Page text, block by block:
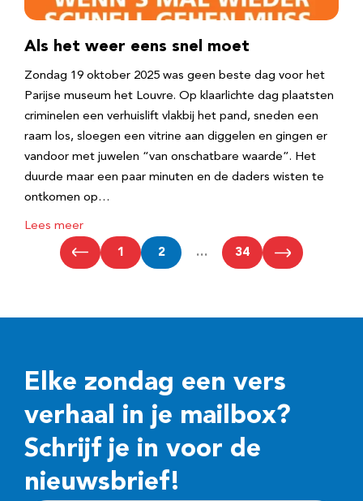
Als het weer eens snel moet
Zondag 19 oktober 2025 was geen beste dag voor het
Parijse museum het Louvre. Op klaarlichte dag plaatsten
criminelen een verhuislift vlakbij het pand, sneden een
raam los, sloegen een vitrine aan diggelen en gingen er
vandoor met juwelen “van onschatbare waarde”. Het
duurde maar een paar minuten en de daders wisten te
ontkomen op…
Lees meer
1 2 … 34
Elke zondag een vers
verhaal in je mailbox?
Schrijf je in voor de
nieuwsbrief!